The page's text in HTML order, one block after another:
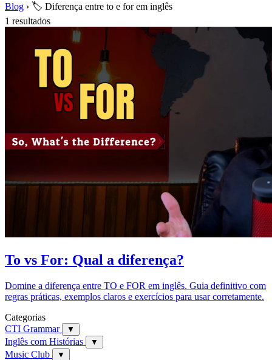
Blog › 🏷️ Diferença entre to e for em inglês
1 resultados
To vs For: Qual a diferença?
Domine a diferença entre TO e FOR em inglês. Guia definitivo com
regras práticas, exemplos claros e exercícios para usar corretamente.
Categorias
CTI Grammar
▼
Inglês com Histórias ▼
Music Club ▼